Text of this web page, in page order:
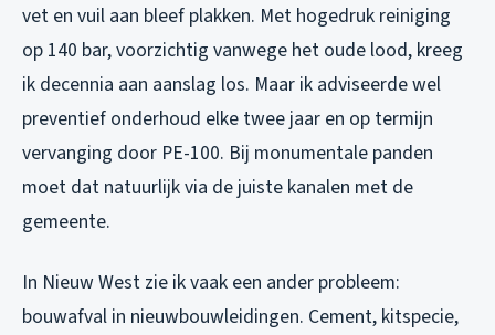
vet en vuil aan bleef plakken. Met hogedruk reiniging
op 140 bar, voorzichtig vanwege het oude lood, kreeg
ik decennia aan aanslag los. Maar ik adviseerde wel
preventief onderhoud elke twee jaar en op termijn
vervanging door PE-100. Bij monumentale panden
moet dat natuurlijk via de juiste kanalen met de
gemeente.
In Nieuw West zie ik vaak een ander probleem:
bouwafval in nieuwbouwleidingen. Cement, kitspecie,